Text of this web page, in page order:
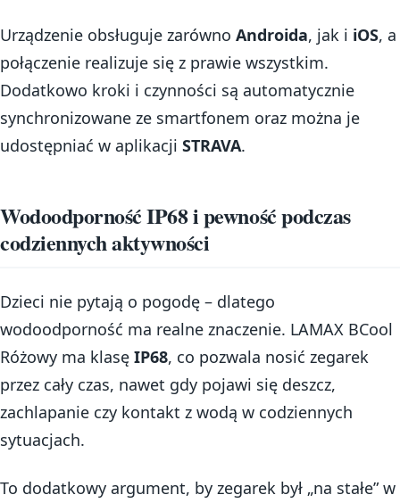
Urządzenie obsługuje zarówno Androida, jak i iOS, a
połączenie realizuje się z prawie wszystkim.
Dodatkowo kroki i czynności są automatycznie
synchronizowane ze smartfonem oraz można je
udostępniać w aplikacji STRAVA.
Wodoodporność IP68 i pewność podczas
codziennych aktywności
Dzieci nie pytają o pogodę – dlatego
wodoodporność ma realne znaczenie. LAMAX BCool
Różowy ma klasę IP68, co pozwala nosić zegarek
przez cały czas, nawet gdy pojawi się deszcz,
zachlapanie czy kontakt z wodą w codziennych
sytuacjach.
To dodatkowy argument, by zegarek był „na stałe” w